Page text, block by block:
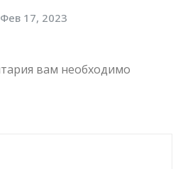
Фев 17, 2023
вам необходимо